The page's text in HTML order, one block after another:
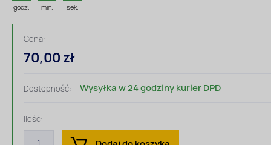
godz. min. sek.
Cena:
70,00 zł
Dostępność: Wysyłka w 24 godziny kurier DPD
Ilość: